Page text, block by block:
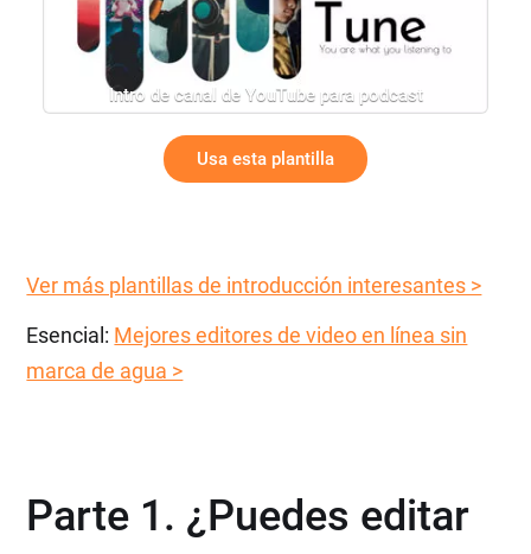
Intro de canal de YouTube para podcast
Usa esta plantilla
Ver más plantillas de introducción interesantes >
Esencial: Mejores editores de video en línea sin
marca de agua >
Parte 1. ¿Puedes editar